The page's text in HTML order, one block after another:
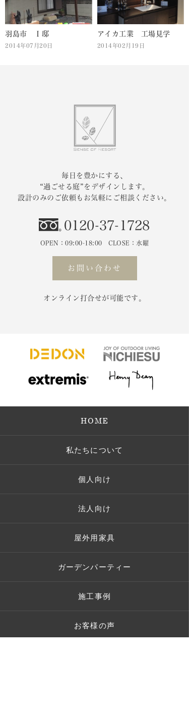
羽島市 Ｉ邸
2014年07月20日
アイカ工業 工場見学
2014年02月19日
毎日を豊かにする、
“過ごせる庭”をデザインします。
設計のみのご依頼もお気軽にご相談ください。
0120-37-1728
OPEN：09:00-18:00 CLOSE：水曜
お問い合わせ
オンライン打合せが可能です。
HOME
私たちについて
個人向け
法人向け
屋外用家具
ガーデンパーティー
施工事例
お客様の声